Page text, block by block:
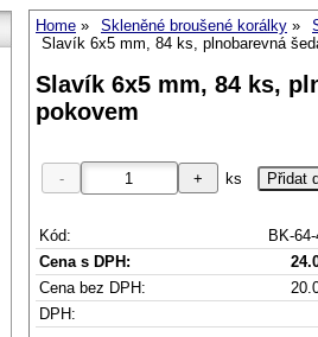
Home Skleněné broušené korálky
Slavík 6x5 mm, 84 ks, plnobarevná
Slavík 6x5 mm, 84 ks,
pokovem
ks
Kód:
BK-
Cena s DPH:
Cena bez DPH:
DPH: